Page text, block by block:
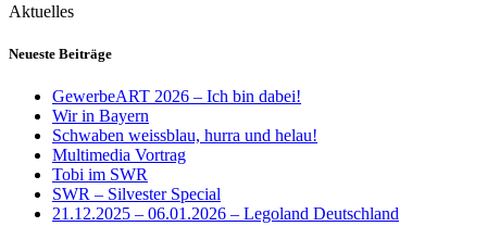
Aktuelles
Neueste Beiträge
GewerbeART 2026 – Ich bin dabei!
Wir in Bayern
Schwaben weissblau, hurra und helau!
Multimedia Vortrag
Tobi im SWR
SWR – Silvester Special
21.12.2025 – 06.01.2026 – Legoland Deutschland